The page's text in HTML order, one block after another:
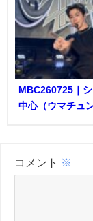
MBC260725｜
中心（ウマチュン
コメント ※